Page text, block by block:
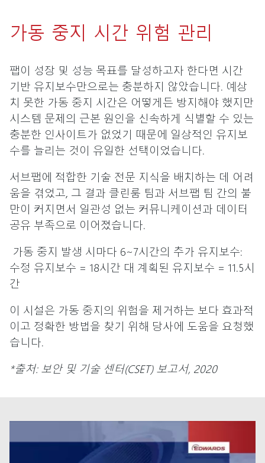
가동 중지 시간 위험 관리
팹이 성장 및 성능 목표를 달성하고자 한다면 시간
기반 유지보수만으로는 충분하지 않았습니다. 예상
치 못한 가동 중지 시간은 어떻게든 방지해야 했지만
시스템 문제의 근본 원인을 신속하게 식별할 수 있는
충분한 인사이트가 없었기 때문에 일상적인 유지보
수를 늘리는 것이 유일한 선택이었습니다.
서브팹에 적합한 기술 전문 지식을 배치하는 데 어려
움을 겪었고, 그 결과 클린룸 팀과 서브팹 팀 간의 불
만이 커지면서 일관성 없는 커뮤니케이션과 데이터
공유 부족으로 이어졌습니다.
가동 중지 발생 시마다 6~7시간의 추가 유지보수:
수정 유지보수 = 18시간 대 계획된 유지보수 = 11.5시
간
이 시설은 가동 중지의 위험을 제거하는 보다 효과적
이고 정확한 방법을 찾기 위해 당사에 도움을 요청했
습니다.
*출처: 보안 및 기술 센터(CSET) 보고서, 2020